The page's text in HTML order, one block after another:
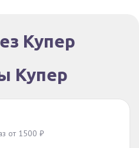
Купер
Купер
от 1500 ₽